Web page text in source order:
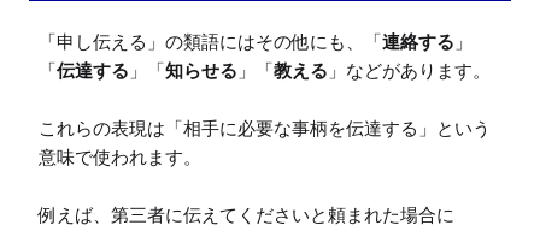
「申し伝える」の類語にはその他にも、「連絡する 」
「伝達する 」「知らせる 」「教える 」などがあります。
これらの表現は「相手に必要な事柄を伝達する」という
意味で使われます。
例えば、第三者に伝えてくださいと頼まれた場合に